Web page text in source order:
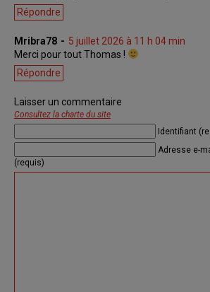
Répondre
Mribra78
5 juillet 2026 à 11 h 04 min
Merci pour tout Thomas !
Répondre
Laisser un commentaire
Consultez la charte du site
Identifiant
Adresse e-
(requis)